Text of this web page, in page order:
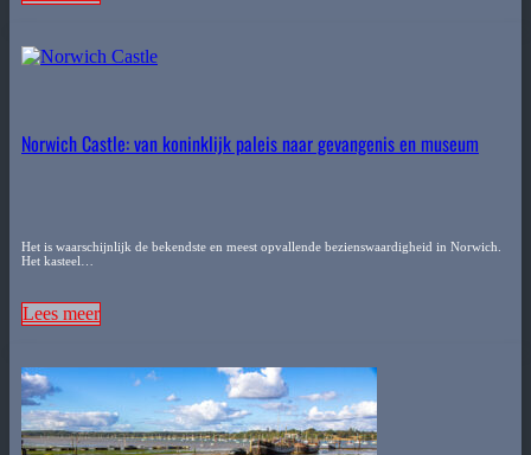
Norwich Castle: van koninklijk paleis naar gevangenis en museum
Het is waarschijnlijk de bekendste en meest opvallende bezienswaardigheid in Norwich.
Het kasteel…
Lees meer